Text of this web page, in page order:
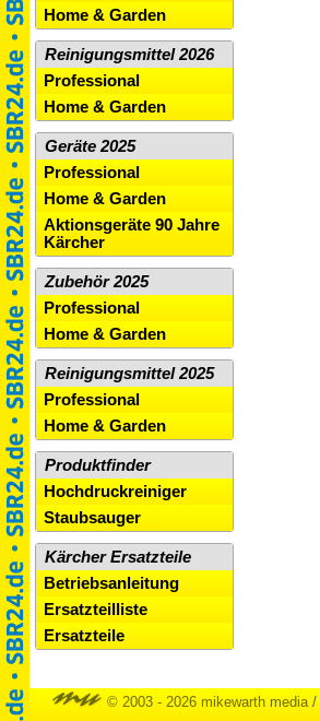
Home & Garden
Reinigungsmittel 2026
Professional
Home & Garden
Geräte 2025
Professional
Home & Garden
Aktionsgeräte 90 Jahre
Kärcher
Zubehör 2025
Professional
Home & Garden
Reinigungsmittel 2025
Professional
Home & Garden
Produktfinder
Hochdruckreiniger
Staubsauger
Kärcher Ersatzteile
Betriebsanleitung
Ersatzteilliste
Ersatzteile
© 2003 - 2026 mikewarth media/